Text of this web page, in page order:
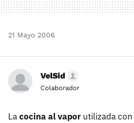
21 Mayo 2006
VelSid
Colaborador
Lacocina al vapor utilizada